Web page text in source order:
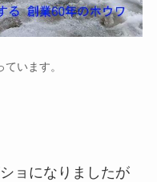
います。
ョになりましたが